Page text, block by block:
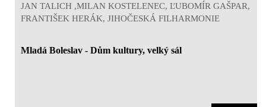
JAN TALICH ,MILAN KOSTELENEC, ĽUBOMÍR GAŠPAR,
FRANTIŠEK HERÁK, JIHOČESKÁ FILHARMONIE
Mladá Boleslav - Dům kultury, velký sál